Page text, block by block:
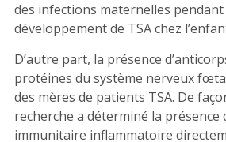
des infections maternelles
développement de TSA chez
D’autre part, la présence
protéines du système nerveux
des mères de patients TSA. De
recherche a déterminé la présence
immunitaire inflammatoire